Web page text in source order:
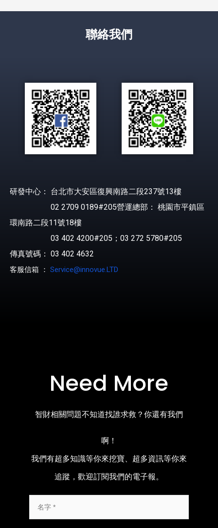
聯絡我們
研發中心： 台北市大安區復興南路二段237號13樓
02 2709 0189#205營運總部： 桃園市平鎮區
環南路二段11號18樓
03 402 4200#205；03 272 5780#205
傳真號碼： 03 402 4632
客服信箱 ： Service@innovue.LTD
Need More
智財相關問題不知道找誰求救？你還有我們
啊！
我們有超多知識等你來挖寶、超多資訊等你來
追蹤，歡迎訂閱我們的電子報。